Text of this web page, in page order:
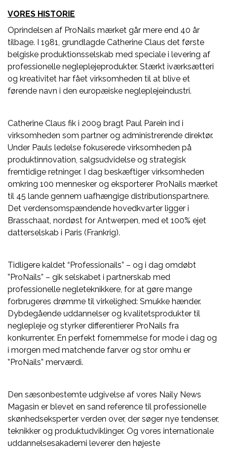
VORES HISTORIE
Oprindelsen af ProNails mærket går mere end 40 år
tilbage. I 1981, grundlagde Catherine Claus det første
belgiske produktionsselskab med speciale i levering af
professionelle negleplejeprodukter. Stærkt iværksætteri
og kreativitet har fået virksomheden til at blive et
førende navn i den europæiske negleplejeindustri.
Catherine Claus fik i 2009 bragt Paul Parein ind i
virksomheden som partner og administrerende direktør.
Under Pauls ledelse fokuserede virksomheden på
produktinnovation, salgsudvidelse og strategisk
fremtidige retninger. I dag beskæftiger virksomheden
omkring 100 mennesker og eksporterer ProNails mærket
til 45 lande gennem uafhængige distributionspartnere.
Det verdensomspændende hovedkvarter ligger i
Brasschaat, nordøst for Antwerpen, med et 100% ejet
datterselskab i Paris (Frankrig).
Tidligere kaldet “Professionails” – og i dag omdøbt
”ProNails” – gik selskabet i partnerskab med
professionelle negleteknikkere, for at gøre mange
forbrugeres drømme til virkelighed: Smukke hænder.
Dybdegående uddannelser og kvalitetsprodukter til
neglepleje og styrker differentierer ProNails fra
konkurrenter. En perfekt fornemmelse for mode i dag og
i morgen med matchende farver og stor omhu er
”ProNails” merværdi.
Den sæsonbestemte udgivelse af vores Naily News
Magasin er blevet en sand reference til professionelle
skønhedseksperter verden over, der søger nye tendenser,
teknikker og produktudviklinger. Og vores internationale
uddannelsesakademi leverer den højeste